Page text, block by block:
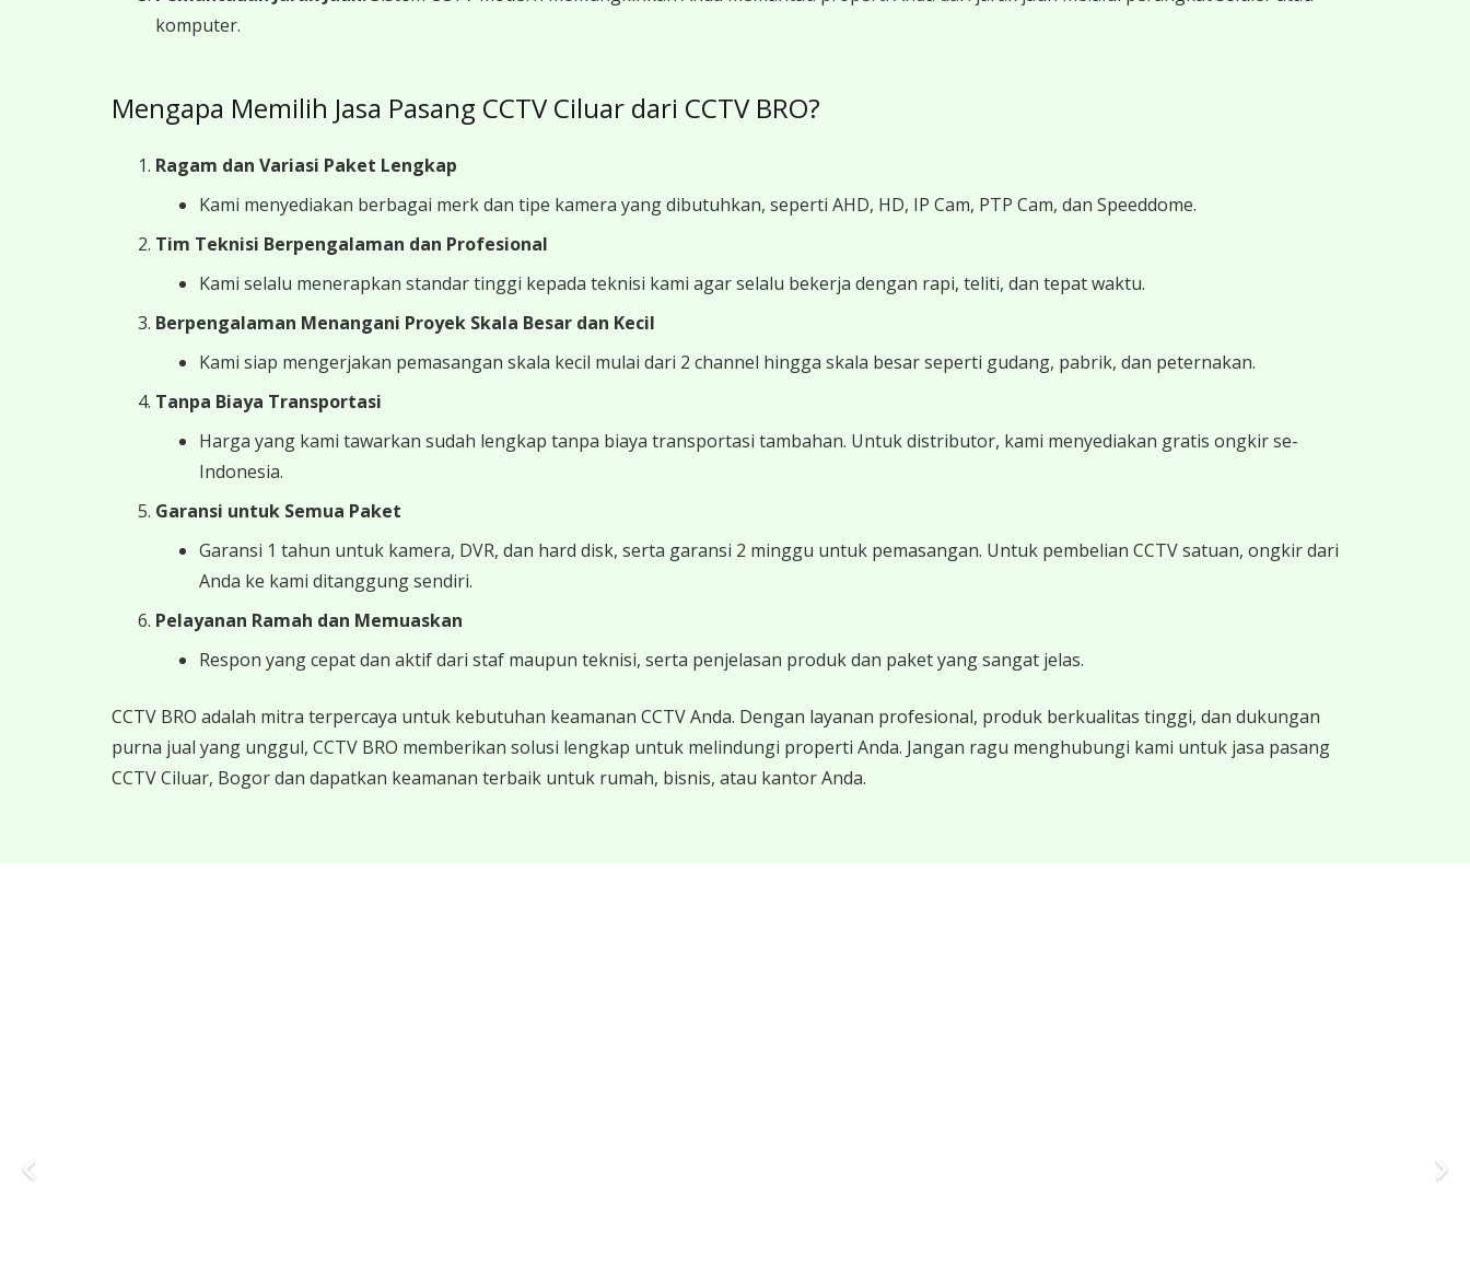
komputer.
Mengapa Memilih Jasa Pasang CCTV Ciluar dari CCTV BRO?
Ragam dan Variasi Paket Lengkap
Kami menyediakan berbagai merk dan tipe kamera yang dibutuhkan, seperti AHD, HD, IP Cam, PTP Cam, dan Speeddome.
Tim Teknisi Berpengalaman dan Profesional
Kami selalu menerapkan standar tinggi kepada teknisi kami agar selalu bekerja dengan rapi, teliti, dan tepat waktu.
Berpengalaman Menangani Proyek Skala Besar dan Kecil
Kami siap mengerjakan pemasangan skala kecil mulai dari 2 channel hingga skala besar seperti gudang, pabrik, dan peternakan.
Tanpa Biaya Transportasi
Harga yang kami tawarkan sudah lengkap tanpa biaya transportasi tambahan. Untuk distributor, kami menyediakan gratis ongkir se-
Indonesia.
Garansi untuk Semua Paket
Garansi 1 tahun untuk kamera, DVR, dan hard disk, serta garansi 2 minggu untuk pemasangan. Untuk pembelian CCTV satuan, ongkir dari
Anda ke kami ditanggung sendiri.
Pelayanan Ramah dan Memuaskan
Respon yang cepat dan aktif dari staf maupun teknisi, serta penjelasan produk dan paket yang sangat jelas.
CCTV BRO adalah mitra terpercaya untuk kebutuhan keamanan CCTV Anda. Dengan layanan profesional, produk berkualitas tinggi, dan dukungan
purna jual yang unggul, CCTV BRO memberikan solusi lengkap untuk melindungi properti Anda. Jangan ragu menghubungi kami untuk jasa pasang
CCTV Ciluar, Bogor dan dapatkan keamanan terbaik untuk rumah, bisnis, atau kantor Anda.